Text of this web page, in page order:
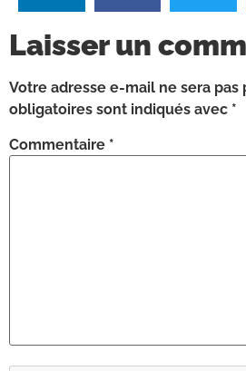
Laisser un
Votre adresse e-mail ne sera pas
obligatoires sont indiqués avec *
Commentaire *